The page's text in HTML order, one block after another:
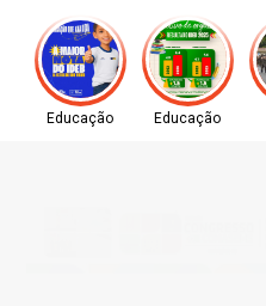
Educação Educação